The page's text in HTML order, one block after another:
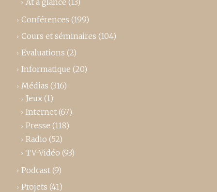
At a glance (13)
Conférences (199)
Cours et séminaires (104)
Evaluations (2)
Informatique (20)
Médias (316)
Jeux (1)
Internet (67)
Presse (118)
Radio (52)
TV-Vidéo (93)
Podcast (9)
Projets (41)